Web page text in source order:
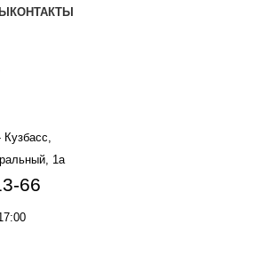
КОНТАКТЫ
Кузбасс,
1а
66